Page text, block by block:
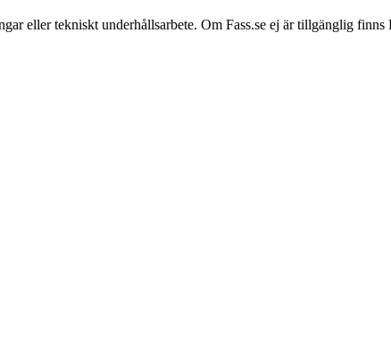
eller tekniskt underhållsarbete. Om Fass.se ej är tillgänglig